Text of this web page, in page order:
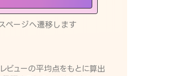
ージへ遷移します
ューの平均点をもとに算出